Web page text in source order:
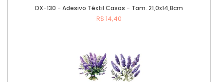
DX-130 - Adesivo Têxtil Casas - Tam. 21,0x14,8cm
R$ 14,40